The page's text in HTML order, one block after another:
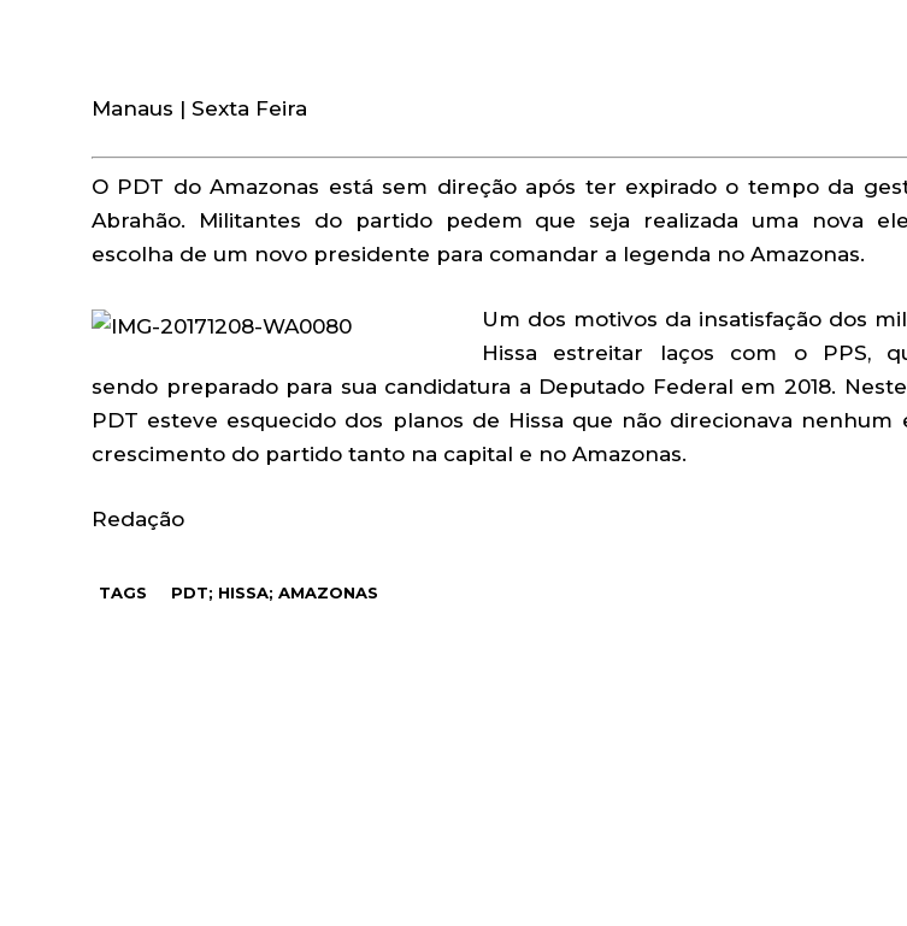
Manaus | Sexta Feira
O PDT do Amazonas está sem direção após ter expirado o tempo da
Abrahão. Militantes do partido pedem que seja realizada uma nova
escolha de um novo presidente para comandar a legenda no Amazonas.
Um dos motivos da insatisfação dos
Hissa estreitar laços com o PPS,
sendo preparado para sua candidatura a Deputado Federal em 2018.
PDT esteve esquecido dos planos de Hissa que não direcionava nenhum
crescimento do partido tanto na capital e no Amazonas.
Redação
TAGS PDT; HISSA; AMAZONAS